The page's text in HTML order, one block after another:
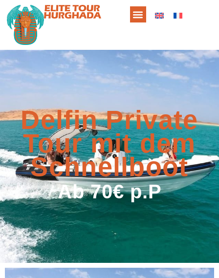
Delfin Private
Tour mit dem
Schnellboot
Ab 70€ p.P